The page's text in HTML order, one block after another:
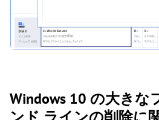
Windows 10 の大きな